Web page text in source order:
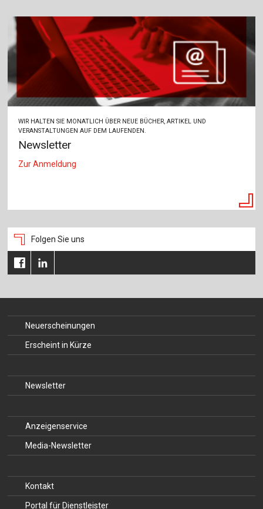
WIR HALTEN SIE MONATLICH ÜBER NEUE BÜCHER, ARTIKEL UND
VERANSTALTUNGEN AUF DEM LAUFENDEN.
Newsletter
Zur Anmeldung
Folgen Sie uns
Neuerscheinungen
Erscheint in Kürze
Newsletter
Anzeigenservice
Media-Newsletter
Kontakt
Portal für Dienstleister